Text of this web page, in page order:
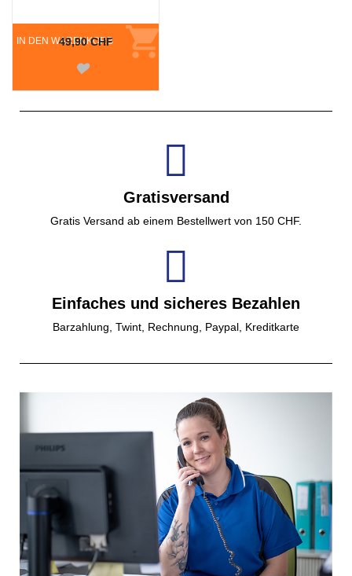
IN DEN WARENKORB
49,90 CHF
Gratisversand
Gratis Versand ab einem Bestellwert von 150 CHF.
Einfaches und sicheres Bezahlen
Barzahlung, Twint, Rechnung, Paypal, Kreditkarte